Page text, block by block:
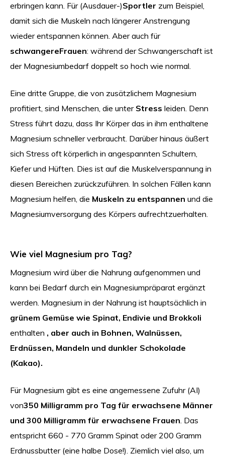
erbringen kann. Für (Ausdauer-)Sportler zum Beispiel,
damit sich die Muskeln nach längerer Anstrengung
wieder entspannen können. Aber auch für
schwangereFrauen: während der Schwangerschaft ist
der Magnesiumbedarf doppelt so hoch wie normal.
Eine dritte Gruppe, die von zusätzlichem Magnesium
profitiert, sind Menschen, die unter Stress leiden. Denn
Stress führt dazu, dass Ihr Körper das in ihm enthaltene
Magnesium schneller verbraucht. Darüber hinaus äußert
sich Stress oft körperlich in angespannten Schultern,
Kiefer und Hüften. Dies ist auf die Muskelverspannung in
diesen Bereichen zurückzuführen. In solchen Fällen kann
Magnesium helfen, die Muskeln zu entspannen und die
Magnesiumversorgung des Körpers aufrechtzuerhalten.
Wie viel Magnesium pro Tag?
Magnesium wird über die Nahrung aufgenommen und
kann bei Bedarf durch ein Magnesiumpräparat ergänzt
werden. Magnesium in der Nahrung ist hauptsächlich in
grünem Gemüse wie Spinat, Endivie und Brokkoli
enthalten , aber auch in Bohnen, Walnüssen,
Erdnüssen, Mandeln und dunkler Schokolade
(Kakao).
Für Magnesium gibt es eine angemessene Zufuhr (AI)
von350 Milligramm pro Tag für erwachsene Männer
und 300 Milligramm für erwachsene Frauen. Das
entspricht 660 - 770 Gramm Spinat oder 200 Gramm
Erdnussbutter (eine halbe Dose!). Ziemlich viel also, um